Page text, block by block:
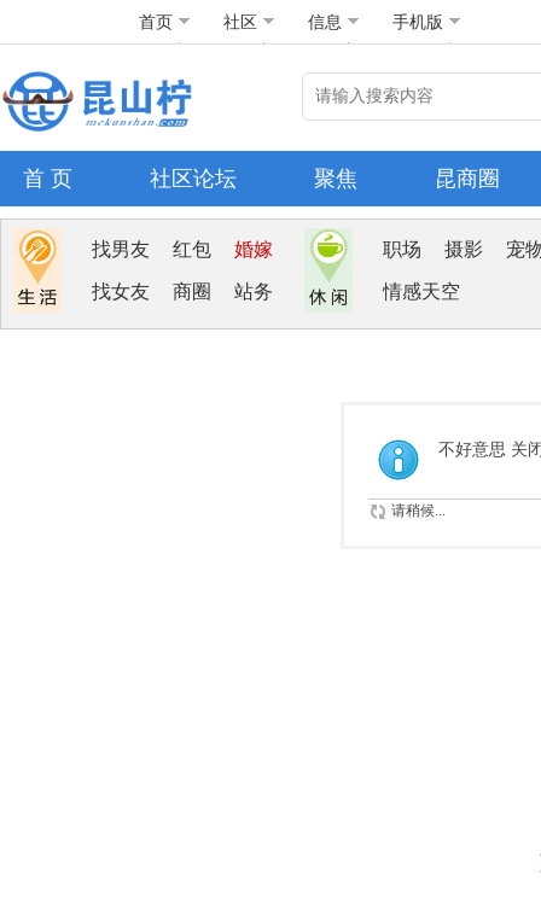
首页 社区 信息 手机版
首 页 社区论坛 聚焦 昆商圈
找男友 红包 婚嫁
找女友 商圈 站务
职场 摄影 宠
情感天空
不好意思 关
请稍候...